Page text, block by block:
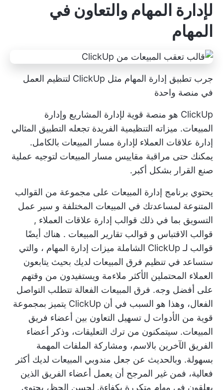
لإدارة المهام والتعاون في
المهام
جرب تطبيق إدارة المهام مثل ClickUp لتنظيم العمل
في منصة واحدة
ClickUp هو منصة قوية لإدارة المشاريع وإدارة
المبيعات. ميزاته التنظيمية الفريدة تجعله التطبيق المثالي
إدارة علاقات العملاء لإدارة مسار المبيعات بالكامل.
يمكنك حتى مراقبة مقاييس مسار المبيعات لتوجيه عملية
صنع القرار بشكل أكبر.
يحتوي برنامج إدارة المبيعات على مجموعة من القوالب
المتنوعة لمساعدتك في المبيعات المختلفة و سير عمل
التسويق بما في ذلك قوالب إدارة علاقات العملاء ,
قوالب الاقتباس و قوالب تقارير المبيعات . هناك أيضًا
قوالب لـ ClickUp الشاملة
ميزات إدارة المهام ، والتي
ستساعد في تنظيم فرق المبيعات لديك بحيث يتابعون
العملاء المحتملين الأكثر ملاءمة ويستفيدون من وقتهم
على أفضل وجه. فرق المبيعات الفعالة تتطلب التواصل
الفعال، وهذا هو السبب في أن ClickUp يتميز بمجموعة
قوية من الأدوات ل تسهيل التعاون بين أعضاء فريق
المبيعات. سيتمكنون من ترك التعليقات، وذكر أعضاء
الفريق الآخرين بالاسم، ومشاركة الملفات المهمة
بسهولة. وبالحديث عن جعل مندوبي المبيعات لديك أكثر
فعالية، فمن غير المرجح أن يعمل أعضاء الفريق الذين
يعلقون في مهام متكررة بكفاءة. لحسن الحظ، يحتوي